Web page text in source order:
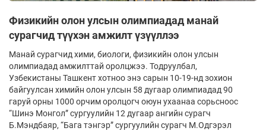
Физикийн олон улсын олимпиадад манай
сурагчид түүхэн амжилт үзүүллээ
Манай сурагчид хими, биологи, физикийн олон улсын
олимпиадад амжилттай оролцжээ. Тодруулбал,
Узбекистаны Ташкент хотноо энэ сарын 10-19-нд зохион
байгуулсан химийн олон улсын 58 дугаар олимпиадад 90
гаруй орны 1000 орчим оролцогч оюун ухаанаа сорьсноос
“Шинэ Монгол” сургуулийн 12 дугаар ангийн сурагч
Б.Мэндбаяр, “Бага тэнгэр” сургуулийн сурагч М.Одгэрэл